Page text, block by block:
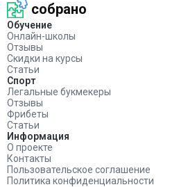
собрано
Обучение
Онлайн-школы
Отзывы
Скидки на курсы
Статьи
Спорт
Легальные букмекеры
Отзывы
Фрибеты
Статьи
Информация
О проекте
Контакты
Пользовательское соглашение
Политика конфиденциальности